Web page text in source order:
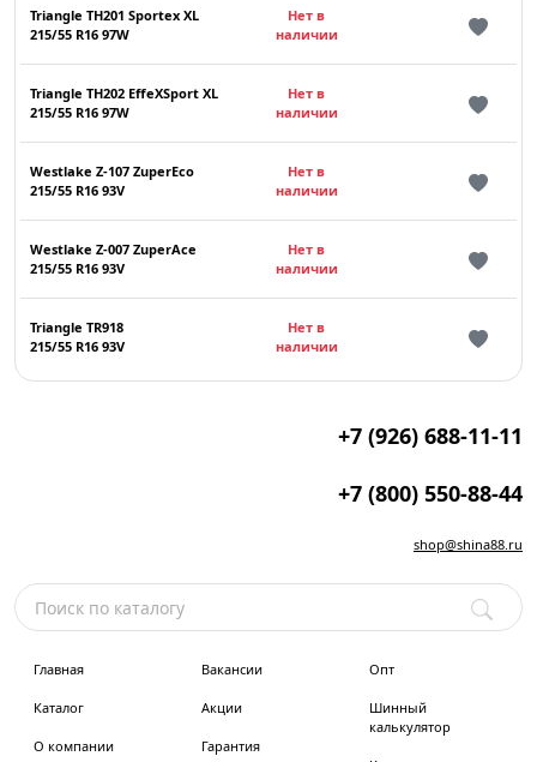
Triangle TH201 Sportex XL
215/55 R16 97W
Нет в
наличии
Triangle TH202 EffeXSport XL
215/55 R16 97W
Нет в
наличии
Westlake Z-107 ZuperEco
215/55 R16 93V
Нет в
наличии
Westlake Z-007 ZuperAce
215/55 R16 93V
Нет в
наличии
Triangle TR918
215/55 R16 93V
Нет в
наличии
+7 (926) 688-11-11
+7 (800) 550-88-44
shop@shina88.ru
Главная
Каталог
О компании
Вакансии
Акции
Гарантия
Опт
Шинный
калькулятор